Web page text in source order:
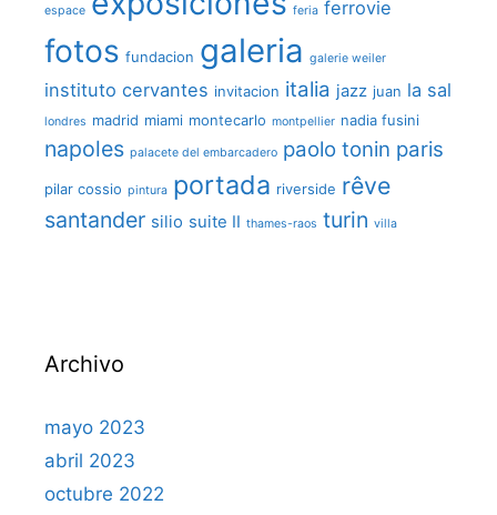
espace feria ferrovie
fotos fundacion galeria galerie weiler
instituto cervantes invitacion italia jazz juan la sal
londres madrid miami montecarlo montpellier nadia fusini
napoles palacete del embarcadero paolo tonin paris
pilar cossio pintura portada riverside rêve
santander silio suite II thames-raos turin villa
Archivo
mayo 2023
abril 2023
octubre 2022